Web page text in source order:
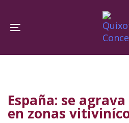
links
navigation
content
Toggle navigation
España: se
en zonas